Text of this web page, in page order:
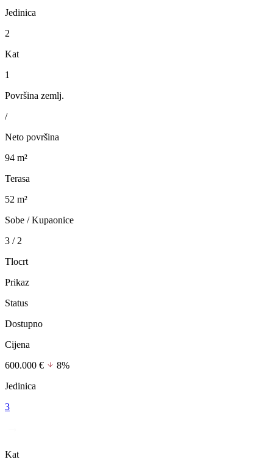
Jedinica
2
Kat
1
Površina zemlj.
/
Neto površina
94 m²
Terasa
52 m²
Sobe / Kupaonice
3 / 2
Tlocrt
Prikaz
Status
Dostupno
Cijena
600.000 €
8%
Jedinica
3
Kat